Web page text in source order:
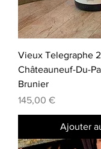
Vieux Telegraphe
Châteauneuf-Du-
Brunier
Prix
145,00 €
Ajouter